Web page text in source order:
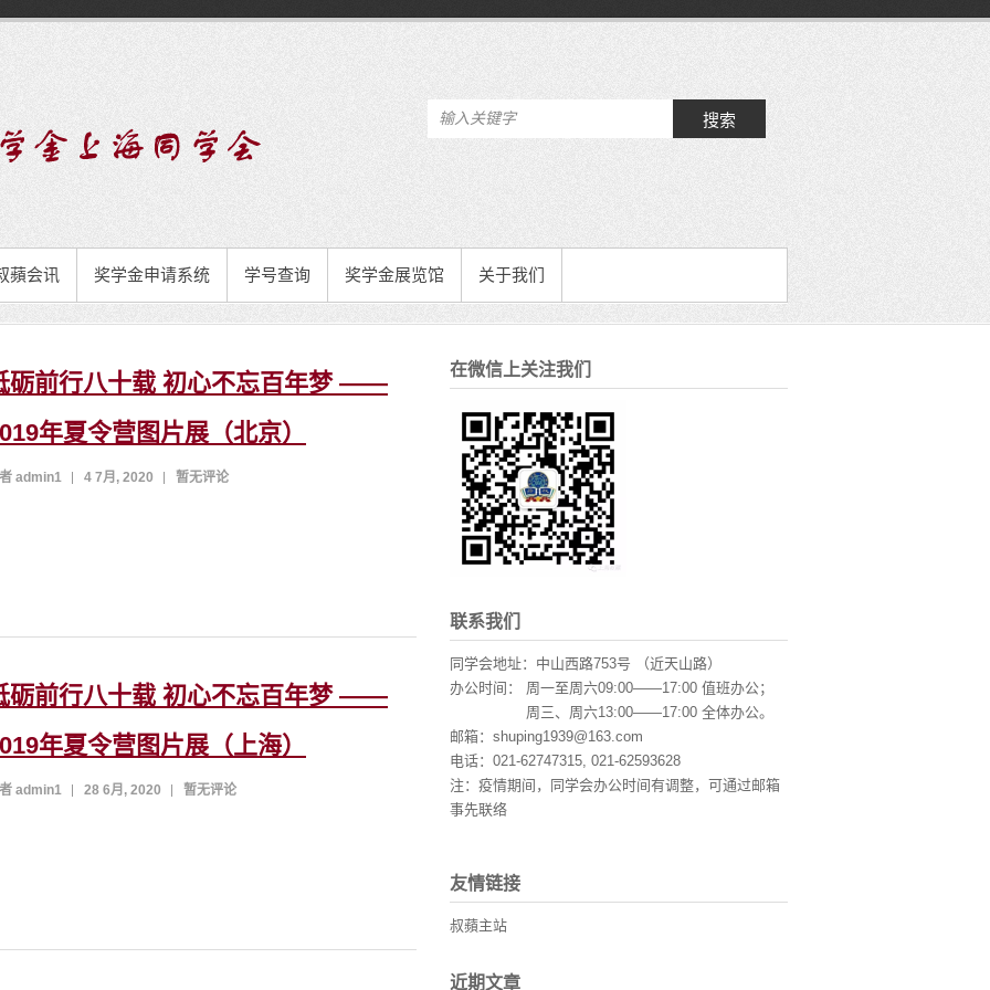
搜索
蘋会讯 奖学金申请系统 学号查询 奖学金展览馆 关于我们
砺前行八十载 初心不忘百年梦 ——
年夏令营图片展（北京）
admin1 4 7月, 2020 暂无评论
砺前行八十载 初心不忘百年梦 ——
年夏令营图片展（上海）
admin1 28 6月, 2020 暂无评论
在微信上关注我们
联系我们
同学会地址：中山西路753号 （近天山路）
办公时间： 周一至周六09:00——17:00 值班办公；
周三、周六13:00——17:00 全体办公。
邮箱：shuping1939@163.com
电话：021-62747315, 021-62593628
注：疫情期间，同学会办公时间有调整，可通过邮箱
事先联络
友情链接
叔蘋主站
近期文章